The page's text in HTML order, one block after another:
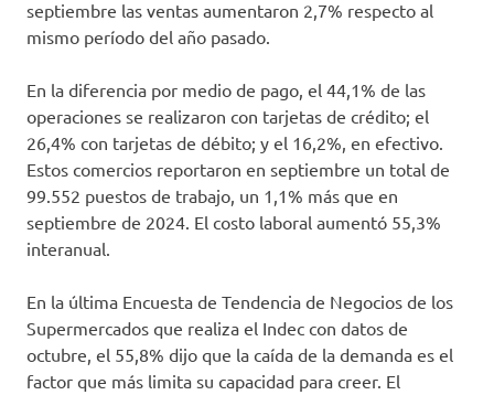
septiembre las ventas aumentaron 2,7% respecto al
mismo período del año pasado.
En la diferencia por medio de pago, el 44,1% de las
operaciones se realizaron con tarjetas de crédito; el
26,4% con tarjetas de débito; y el 16,2%, en efectivo.
Estos comercios reportaron en septiembre un total de
99.552 puestos de trabajo, un 1,1% más que en
septiembre de 2024. El costo laboral aumentó 55,3%
interanual.
En la última Encuesta de Tendencia de Negocios de los
Supermercados que realiza el Indec con datos de
octubre, el 55,8% dijo que la caída de la demanda es el
factor que más limita su capacidad para creer. El